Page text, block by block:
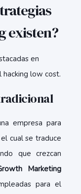
existen?
en
hacking low cost.
empresa para
cual se traduce
que crezcan
Marketing
para el